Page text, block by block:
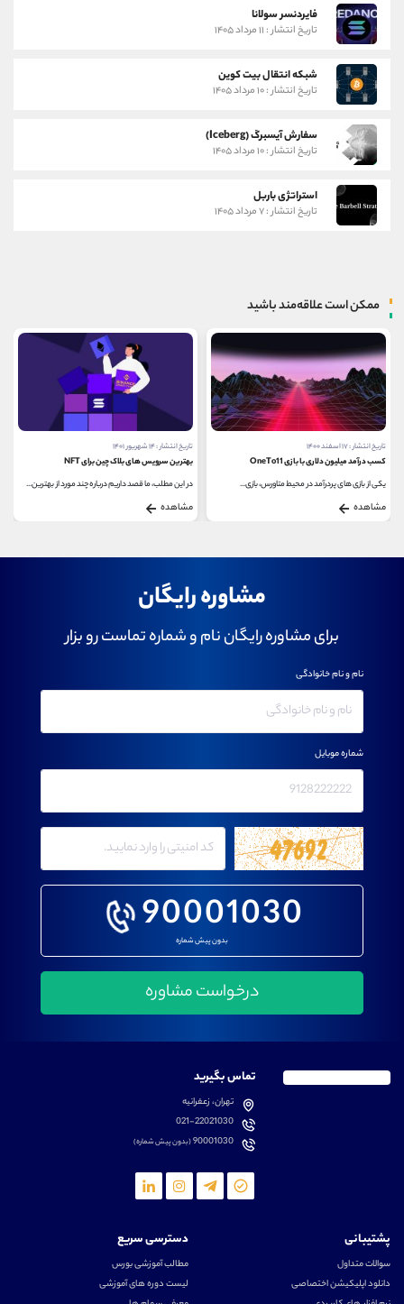
فایردنسر سولانا
تاریخ انتشار : ۱۱ مرداد ۱۴۰۵
شبکه انتقال بیت کوین
تاریخ انتشار : ۱۰ مرداد ۱۴۰۵
سفارش آیسبرگ (Iceberg)
تاریخ انتشار : ۱۰ مرداد ۱۴۰۵
استراتژی باربل
تاریخ انتشار : ۷ مرداد ۱۴۰۵
ممکن است علاقه‌مند باشید
تاریخ انتشار : ۱۷ اسفند ۱۴۰۰
کسب درآمد میلیون دلاری با بازی OneTo11
یکی از بازی های پردرآمد در محیط متاورس، بازی...
مشاهده
تاریخ انتشار : ۱۴ شهریور ۱۴۰۱
بهترین سرویس های بلاک چین برای NFT
در این مطلب، ما قصد داریم درباره چند مورد از بهترین...
مشاهده
مشاوره رایگان
برای مشاوره رایگان نام و شماره تماست رو بزار
90001030
بدون پیش شماره
نام و نام خانوادگی
شماره موبایل
تماس بگیرید
تهران، زعفرانیه
021-22021030
90001030(بدون پیش شماره)
پشتیبانی
سوالات متداول
دانلود اپلیکیشن اختصاصی
دسترسی سریع
مطالب آموزشی بورس
لیست دوره های آموزشی